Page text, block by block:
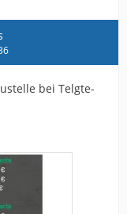
bei Telgte-